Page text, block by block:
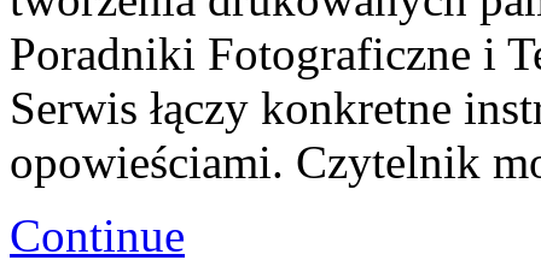
Poradniki Fotograficzne i
Serwis łączy konkretne
opowieściami. Czytelnik
Continue